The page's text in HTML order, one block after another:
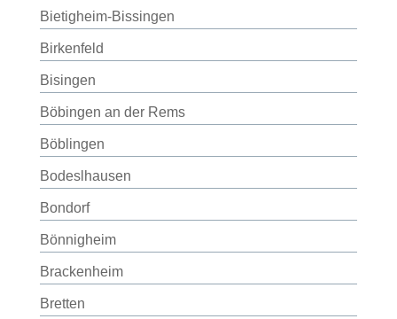
Bietigheim-Bissingen
Birkenfeld
Bisingen
Böbingen an der Rems
Böblingen
Bodeslhausen
Bondorf
Bönnigheim
Brackenheim
Bretten